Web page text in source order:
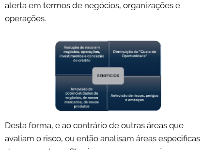
alerta em termos de negócios, organizações e
operações.
Desta forma, e ao contrário de outras áreas que
avaliam o risco, ou então analisam áreas especificas